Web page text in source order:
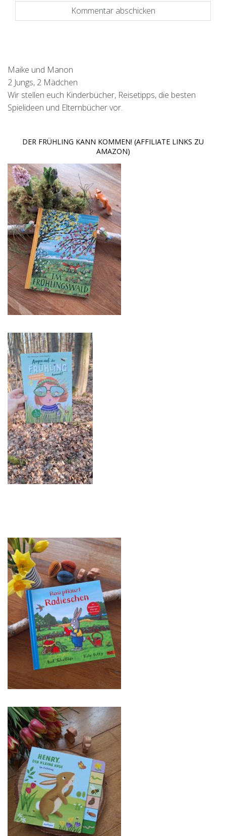
Maike und Manon
2 Jungs, 2 Mädchen
Wir stellen euch Kinderbücher, Reisetipps, die besten
Spielideen und Elternbücher vor.
DER FRÜHLING KANN KOMMEN! (AFFILIATE LINKS ZU
AMAZON)